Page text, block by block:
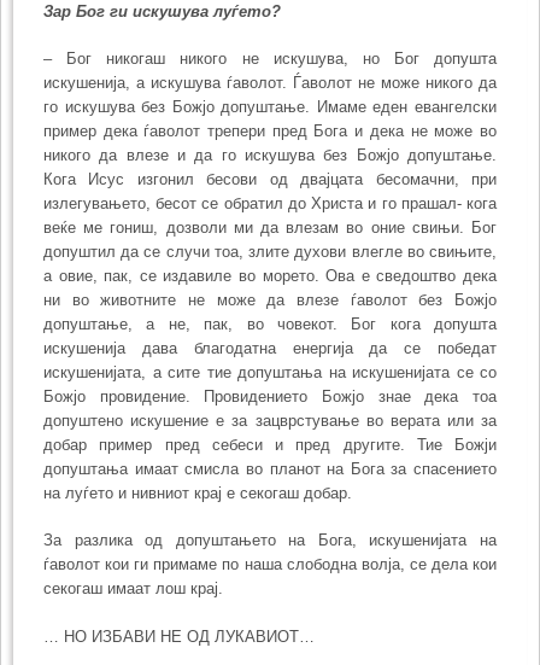
Зар Бог ги искушува луѓето?
– Бог никогаш никого не искушува, но Бог допушта
искушенија, а искушува ѓаволот. Ѓаволот не може никого да
го искушува без Божјо допуштање. Имаме еден евангелски
пример дека ѓаволот трепери пред Бога и дека не може во
никого да влезе и да го искушува без Божјо допуштање.
Кога Исус изгонил бесови од двајцата бесомачни, при
излегувањето, бесот се обратил до Христа и го прашал- кога
веќе ме гониш, дозволи ми да влезам во оние свињи. Бог
допуштил да се случи тоа, злите духови влегле во свињите,
а овие, пак, се издавиле во морето. Ова е сведоштво дека
ни во животните не може да влезе ѓаволот без Божјо
допуштање, а не, пак, во човекот. Бог кога допушта
искушенија дава благодатна енергија да се победат
искушенијата, а сите тие допуштања на искушенијата се со
Божјо провидение. Провидението Божјо знае дека тоа
допуштено искушение е за зацврстување во верата или за
добар пример пред себеси и пред другите. Тие Божји
допуштања имаат смисла во планот на Бога за спасението
на луѓето и нивниот крај е секогаш добар.
За разлика од допуштањето на Бога, искушенијата на
ѓаволот кои ги примаме по наша слободна волја, се дела кои
секогаш имаат лош крај.
… НО ИЗБАВИ НЕ ОД ЛУКАВИОТ…